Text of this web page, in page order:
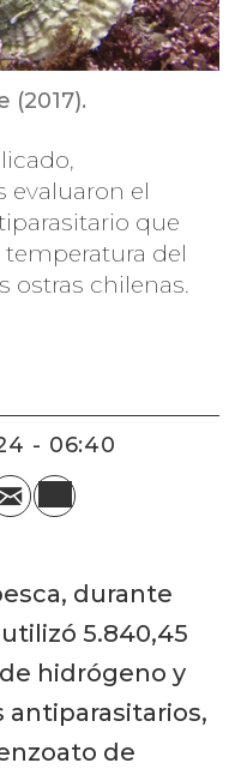
(2017).
evaluaron el
que
del
ostras chilenas.
- 06:40
durante
5.840,45
hidrógeno y
antiparasitarios,
de